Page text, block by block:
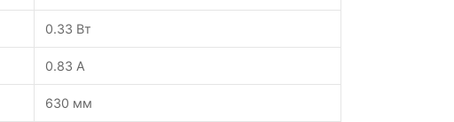
0.33 Вт
0.83 А
630 мм